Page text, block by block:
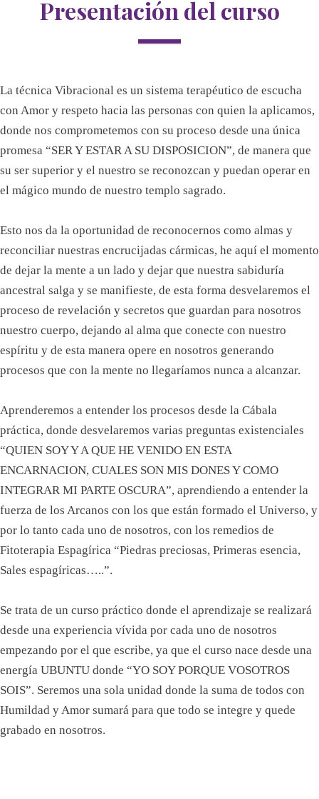
Presentación del curso
La técnica Vibracional es un sistema terapéutico de escucha
con Amor y respeto hacia las personas con quien la aplicamos,
donde nos comprometemos con su proceso desde una única
promesa “SER Y ESTAR A SU DISPOSICION”, de manera que
su ser superior y el nuestro se reconozcan y puedan operar en
el mágico mundo de nuestro templo sagrado.
Esto nos da la oportunidad de reconocernos como almas y
reconciliar nuestras encrucijadas cármicas, he aquí el momento
de dejar la mente a un lado y dejar que nuestra sabiduría
ancestral salga y se manifieste, de esta forma desvelaremos el
proceso de revelación y secretos que guardan para nosotros
nuestro cuerpo, dejando al alma que conecte con nuestro
espíritu y de esta manera opere en nosotros generando
procesos que con la mente no llegaríamos nunca a alcanzar.
Aprenderemos a entender los procesos desde la Cábala
práctica, donde desvelaremos varias preguntas existenciales
“QUIEN SOY Y A QUE HE VENIDO EN ESTA
ENCARNACION, CUALES SON MIS DONES Y COMO
INTEGRAR MI PARTE OSCURA”, aprendiendo a entender la
fuerza de los Arcanos con los que están formado el Universo, y
por lo tanto cada uno de nosotros, con los remedios de
Fitoterapia Espagírica “Piedras preciosas, Primeras esencia,
Sales espagíricas…..”.
Se trata de un curso práctico donde el aprendizaje se realizará
desde una experiencia vívida por cada uno de nosotros
empezando por el que escribe, ya que el curso nace desde una
energía UBUNTU donde “YO SOY PORQUE VOSOTROS
SOIS”. Seremos una sola unidad donde la suma de todos con
Humildad y Amor sumará para que todo se integre y quede
grabado en nosotros.